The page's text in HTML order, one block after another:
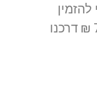
להזמין
שירותי ניקיון דירה קטנה החל מ-750 ₪ דרכנו